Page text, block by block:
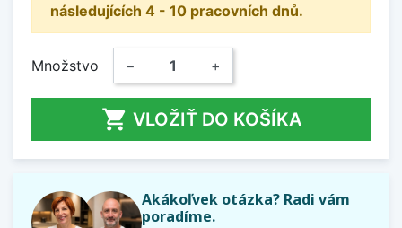
následujících 4 - 10 pracovních dnů.
Množstvo − +
 VLOŽIŤ DO KOŠÍKA
Akákoľvek otázka? Radi vám
poradíme.